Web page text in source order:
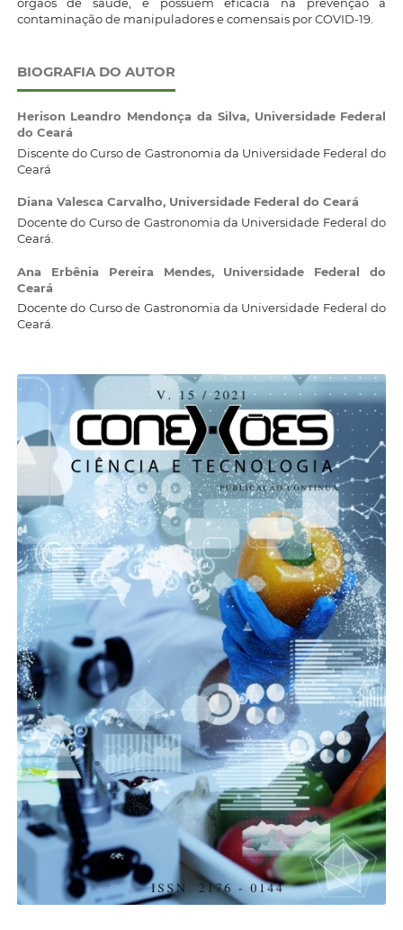
contaminação de manipuladores e comensais por COVID-19.
BIOGRAFIA DO AUTOR
Herison Leandro Mendonça da Silva, Universidade Federal
do Ceará
Discente do Curso de Gastronomia da Universidade Federal do
Ceará
Diana Valesca Carvalho, Universidade Federal do Ceará
Docente do Curso de Gastronomia da Universidade Federal do
Ceará.
Ana Erbênia Pereira Mendes, Universidade Federal do
Ceará
Docente do Curso de Gastronomia da Universidade Federal do
Ceará.